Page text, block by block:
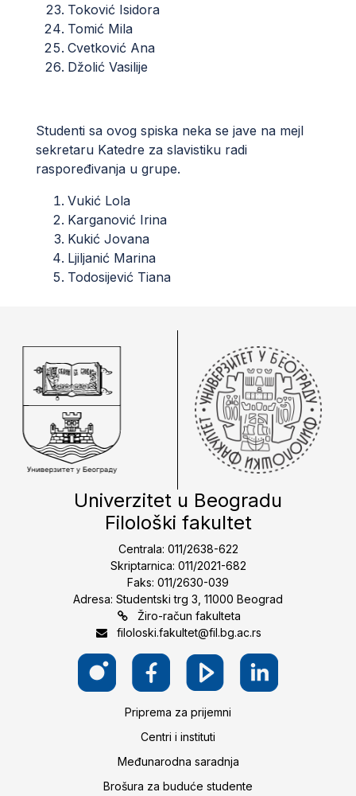
Toković Isidora
Tomić Mila
Cvetković Ana
Džolić Vasilije
Studenti sa ovog spiska neka se jave na mejl
sekretaru Katedre za slavistiku radi
raspoređivanja u grupe.
Vukić Lola
Karganović Irina
Kukić Jovana
Ljiljanić Marina
Todosijević Tiana
Univerzitet u Beogradu
Filološki fakultet
Centrala: 011/2638-622
Skriptarnica: 011/2021-682
Faks: 011/2630-039
Adresa: Studentski trg 3, 11000 Beograd
Žiro-račun fakulteta
filoloski.fakultet@fil.bg.ac.rs
Priprema za prijemni
Centri i instituti
Međunarodna saradnja
Brošura za buduće studente